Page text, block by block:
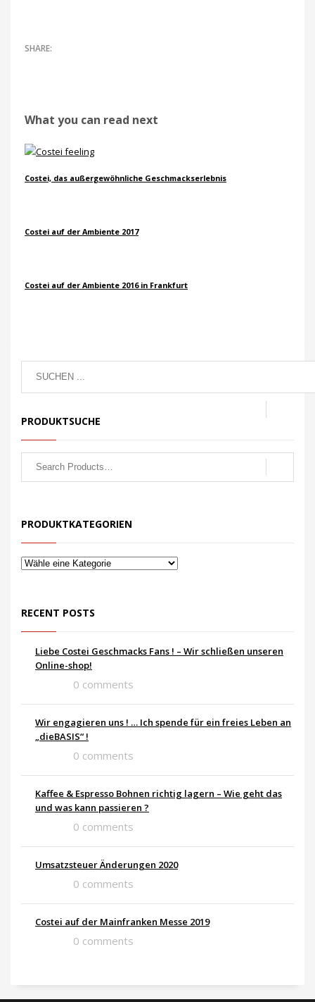
What you can read next
Costei, das außergewöhnliche Geschmackserlebnis
Costei auf der Ambiente 2017
Costei auf der Ambiente 2016 in Frankfurt
PRODUKTSUCHE
PRODUKTKATEGORIEN
RECENT POSTS
Liebe Costei Geschmacks Fans ! – Wir schließen unseren
Online-shop!
0 comments
Wir engagieren uns ! … Ich spende für ein freies Leben an
„dieBASIS“ !
0 comments
Kaffee & Espresso Bohnen richtig lagern – Wie geht das
und was kann passieren ?
0 comments
Umsatzsteuer Änderungen 2020
0 comments
Costei auf der Mainfranken Messe 2019
0 comments